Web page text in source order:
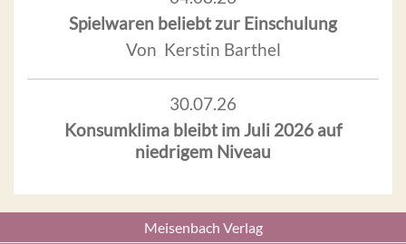
Spielwaren beliebt zur Einschulung
Von Kerstin Barthel
30.07.26
Konsumklima bleibt im Juli 2026 auf
niedrigem Niveau
Meisenbach Verlag